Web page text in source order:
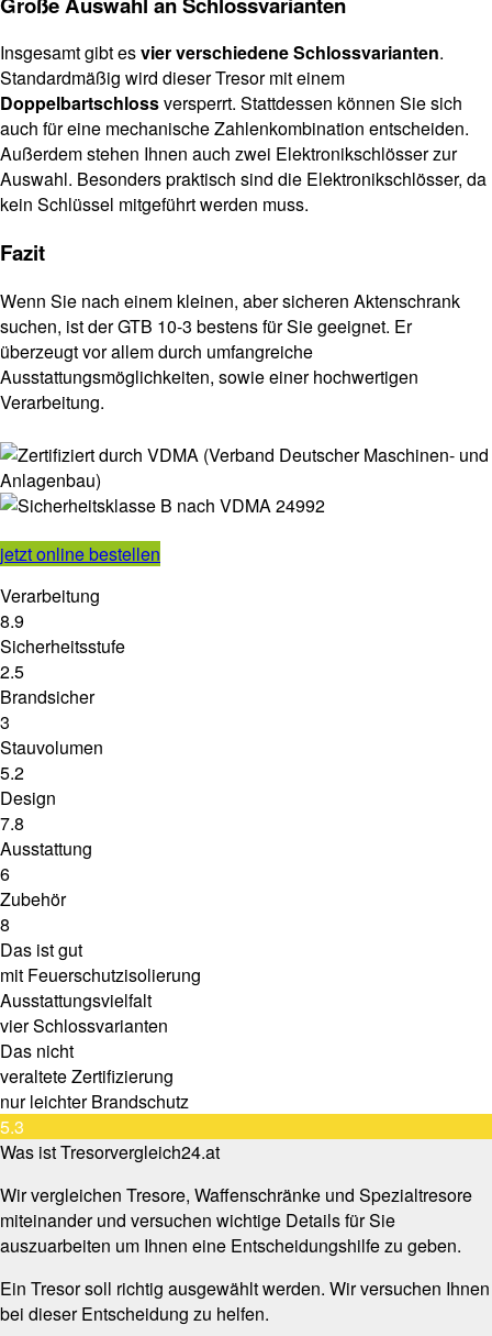
Insgesamt gibt esvier verschiedene Schlossvarianten.
Standardmäßig wird dieser Tresor mit einem
Doppelbartschlossversperrt. Stattdessen können Sie sich
auch für eine mechanische Zahlenkombination entscheiden.
Außerdem stehen Ihnen auch zwei Elektronikschlösser zur
Auswahl. Besonders praktisch sind die Elektronikschlösser, da
kein Schlüssel mitgeführt werden muss.
Fazit
Wenn Sie nach einem kleinen, aber sicheren Aktenschrank
suchen, ist der GTB 10-3 bestens für Sie geeignet. Er
überzeugt vor allem durch umfangreiche
Ausstattungsmöglichkeiten, sowie einer hochwertigen
Verarbeitung.
jetzt online bestellen
Verarbeitung
8.9
Sicherheitsstufe
2.5
Brandsicher
3
Stauvolumen
5.2
Design
7.8
Ausstattung
6
Zubehör
8
Das ist gut
mit Feuerschutzisolierung
Ausstattungsvielfalt
vier Schlossvarianten
Das nicht
veraltete Zertifizierung
nur leichter Brandschutz
5.3
Was ist Tresorvergleich24.at
Wir vergleichen Tresore, Waffenschränke und Spezialtresore
miteinander und versuchen wichtige Details für Sie
auszuarbeiten um Ihnen eine Entscheidungshilfe zu geben.
Ein Tresor soll richtig ausgewählt werden. Wir versuchen Ihnen
bei dieser Entscheidung zu helfen.